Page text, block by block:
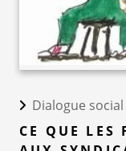
Dialogue
CE QUE LES